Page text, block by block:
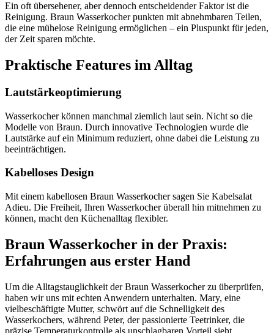
Ein oft übersehener, aber dennoch entscheidender Faktor ist die
Reinigung. Braun Wasserkocher punkten mit abnehmbaren Teilen,
die eine mühelose Reinigung ermöglichen – ein Pluspunkt für jeden,
der Zeit sparen möchte.
Praktische Features im Alltag
Lautstärkeoptimierung
Wasserkocher können manchmal ziemlich laut sein. Nicht so die
Modelle von Braun. Durch innovative Technologien wurde die
Lautstärke auf ein Minimum reduziert, ohne dabei die Leistung zu
beeinträchtigen.
Kabelloses Design
Mit einem kabellosen Braun Wasserkocher sagen Sie Kabelsalat
Adieu. Die Freiheit, Ihren Wasserkocher überall hin mitnehmen zu
können, macht den Küchenalltag flexibler.
Braun Wasserkocher in der Praxis:
Erfahrungen aus erster Hand
Um die Alltagstauglichkeit der Braun Wasserkocher zu überprüfen,
haben wir uns mit echten Anwendern unterhalten. Mary, eine
vielbeschäftigte Mutter, schwört auf die Schnelligkeit des
Wasserkochers, während Peter, der passionierte Teetrinker, die
präzise Temperaturkontrolle als unschlagbaren Vorteil sieht.